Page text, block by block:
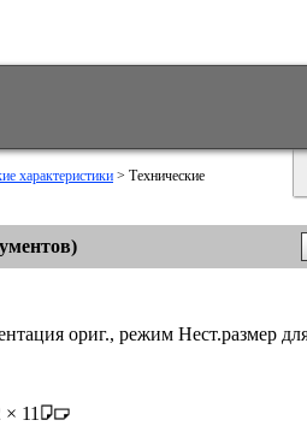
характеристики > Технические
ориг., режим Нест.размер
× 11